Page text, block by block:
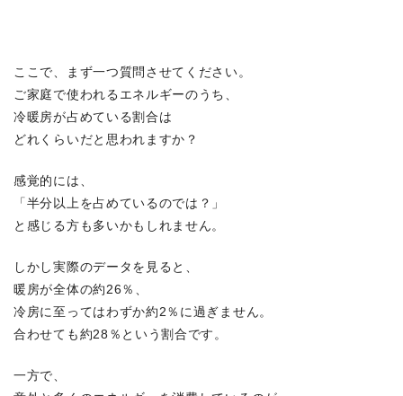
ここで、まず一つ質問させてください。
ご家庭で使われるエネルギーのうち、
冷暖房が占めている割合は
どれくらいだと思われますか？
感覚的には、
「半分以上を占めているのでは？」
と感じる方も多いかもしれません。
しかし実際のデータを見ると、
暖房が全体の約26％、
冷房に至ってはわずか約2％に過ぎません。
合わせても約28％という割合です。
一方で、